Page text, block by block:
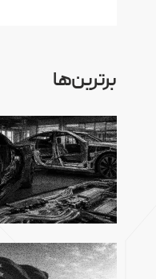
برترین‌ها